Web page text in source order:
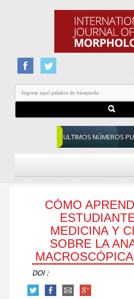
ULTIMOS NÚMEROS
CÓMO
MEDICINA Y
SOBRE LA
DOI :